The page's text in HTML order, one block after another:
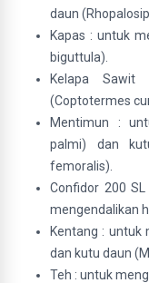
daun
Kapas : untuk
biguttula).
Kelapa Sawit
(Coptotermes
Mentimun :
palmi) dan
femoralis).
Confidor 200
mengendalikan
Kentang : untuk
dan kutu daun
Teh : untuk